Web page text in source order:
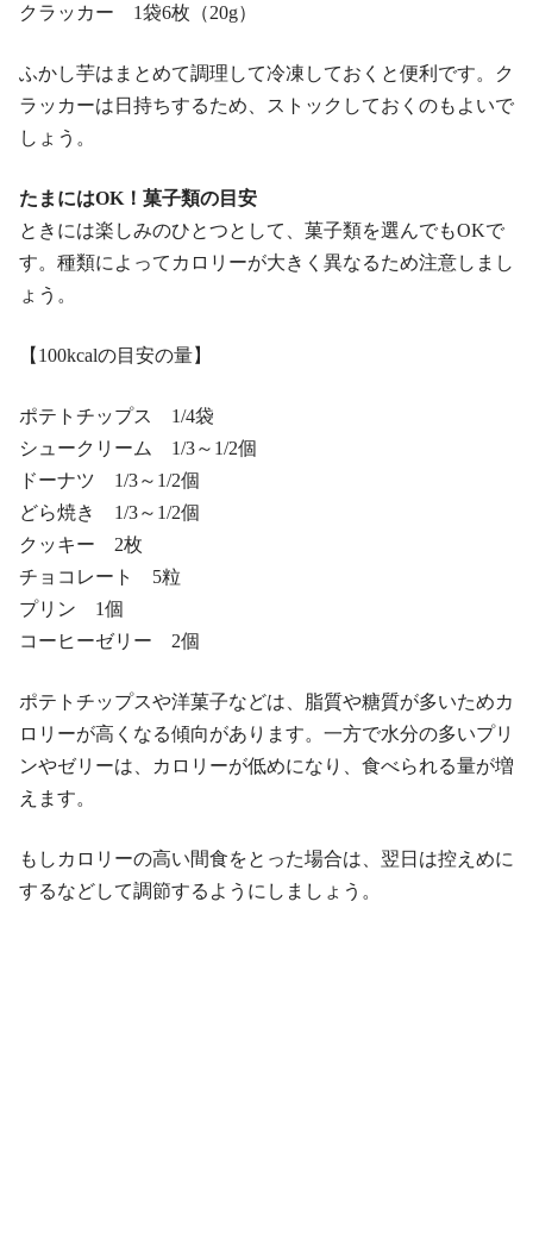
クラッカー 1袋6枚（20g）
ふかし芋はまとめて調理して冷凍しておくと便利です。ク
ラッカーは日持ちするため、ストックしておくのもよいで
しょう。
たまにはOK！菓子類の目安
ときには楽しみのひとつとして、菓子類を選んでもOKで
す。種類によってカロリーが大きく異なるため注意しまし
ょう。
【100kcalの目安の量】
ポテトチップス 1/4袋
シュークリーム 1/3～1/2個
ドーナツ 1/3～1/2個
どら焼き 1/3～1/2個
クッキー 2枚
チョコレート 5粒
プリン 1個
コーヒーゼリー 2個
ポテトチップスや洋菓子などは、脂質や糖質が多いためカ
ロリーが高くなる傾向があります。一方で水分の多いプリ
ンやゼリーは、カロリーが低めになり、食べられる量が増
えます。
もしカロリーの高い間食をとった場合は、翌日は控えめに
するなどして調節するようにしましょう。